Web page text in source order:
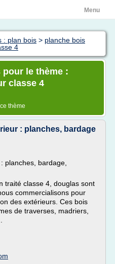
Menu
: plan bois > planche bois
4
le thème :
classe 4
thème
: planches, bardage
planches, bardage,
traité classe 4, douglas sont
commercialisons pour
des extérieurs. Ces bois
de traverses, madriers,